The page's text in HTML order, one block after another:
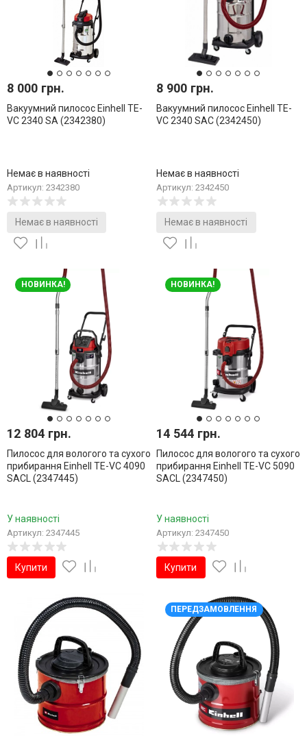
8 000 грн.
Вакуумний пилосос Einhell TE-
VC 2340 SA (2342380)
Немає в наявності
Артикул: 2342380
Немає в наявності
8 900 грн.
Вакуумний пилосос Einhell TE-
VC 2340 SAC (2342450)
Немає в наявності
Артикул: 2342450
Немає в наявності
НОВИНКА!
12 804 грн.
Пилосос для вологого та сухого
прибирання Einhell TE-VC 4090
SACL (2347445)
У наявності
Артикул: 2347445
Купити
НОВИНКА!
14 544 грн.
Пилосос для вологого та сухого
прибирання Einhell TE-VC 5090
SACL (2347450)
У наявності
Артикул: 2347450
Купити
ПЕРЕДЗАМОВЛЕННЯ